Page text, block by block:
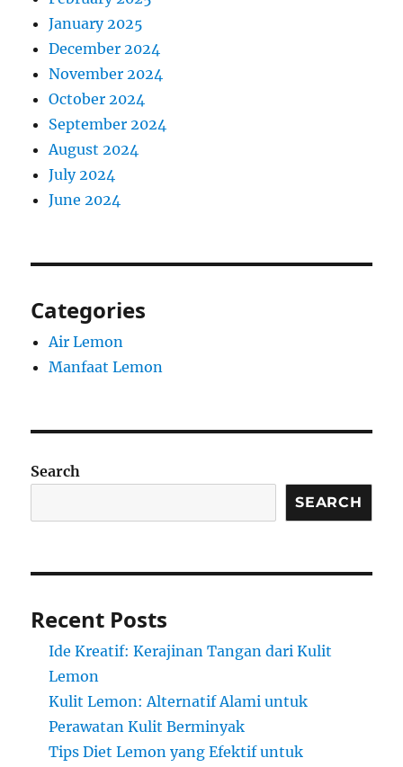
January 2025
December 2024
November 2024
October 2024
September 2024
August 2024
July 2024
June 2024
Categories
Air Lemon
Manfaat Lemon
Search
SEARCH
Recent Posts
Ide Kreatif: Kerajinan Tangan dari Kulit
Lemon
Kulit Lemon: Alternatif Alami untuk
Perawatan Kulit Berminyak
Tips Diet Lemon yang Efektif untuk